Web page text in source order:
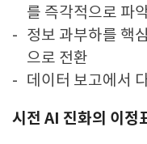
를 즉각적으로 파
정보 과부하를 핵
으로 전환
데이터 보고에서
시전 AI 진화의 이정